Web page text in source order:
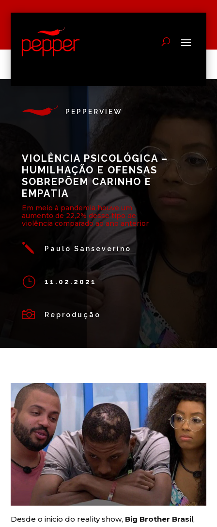
PEPPERVIEW
VIOLÊNCIA PSICOLÓGICA –
HUMILHAÇÃO E OFENSAS
SOBREPÕEM CARINHO E
EMPATIA
Em meio à pandemia houve um
aumento de 22,2% desse tipo de
violência comparado ao ano anterior
j Paulo Sanseverino
} 11.02.2021
 Reprodução
Desde o inicio do reality show, Big Brother Brasil,